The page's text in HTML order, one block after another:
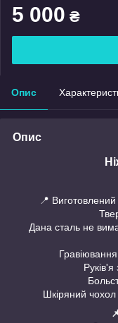
5 000 ₴
Опис
Опис
📍 Виготовлений
Дана сталь не
Шкіряний чохол